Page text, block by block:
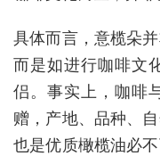
具体而言，意榄朵
而是如进行咖啡文
侣。事实上，咖啡
赠，产地、品种、
也是优质橄榄油必